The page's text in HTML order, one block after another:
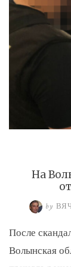
На
by
После
Волынская